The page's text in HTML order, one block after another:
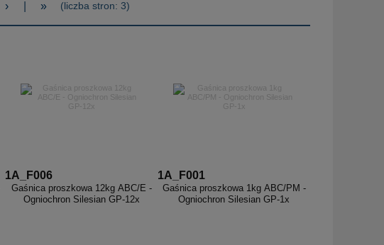
› » (liczba stron: 3)
1A_F006
Gaśnica proszkowa 12kg ABC/E -
Ogniochron Silesian GP-12x
1A_F001
Gaśnica proszkowa 1kg ABC/PM -
Ogniochron Silesian GP-1x